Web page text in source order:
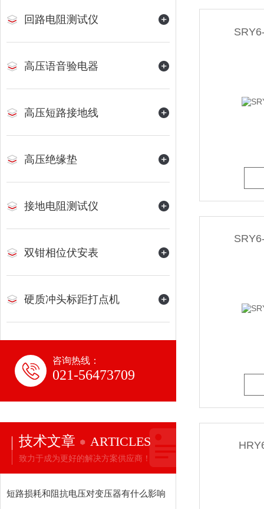
回路电阻测试仪
高压语音验电器
高压短路接地线
高压绝缘垫
接地电阻测试仪
双钳相位伏安表
硬质冲头标距打点机
咨询热线：
021-56473709
技术文章 ARTICLES
致力于成为更好的解决方案供应商！
短路损耗和阻抗电压对变压器有什么影响